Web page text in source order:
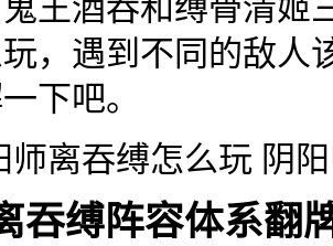
王酒吞和缚骨清姬
，遇到不同的敌人
下吧。
吞缚阵容体系翻